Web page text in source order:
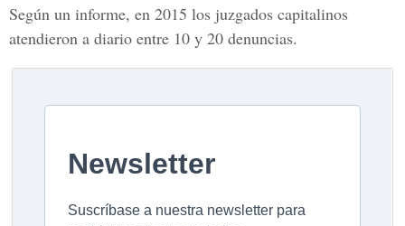
Según un informe, en 2015 los juzgados capitalinos
atendieron a diario entre 10 y 20 denuncias.